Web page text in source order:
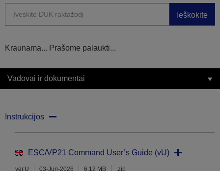
Ieškokite
Kraunama... Prašome palaukti...
Vadovai ir dokumentai
Instrukcijos
ESC/VP21 Command User’s Guide (vU)
ver.U 03-Jun-2026 6.12 MB .zip